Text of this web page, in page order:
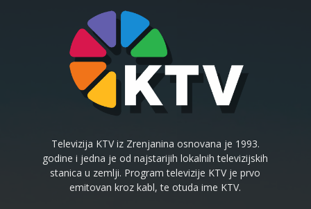
Televizija KTV iz Zrenjanina osnovana je 1993.
godine i jedna je od najstarijih lokalnih televizijskih
stanica u zemlji. Program televizije KTV je prvo
emitovan kroz kabl, te otuda ime KTV.